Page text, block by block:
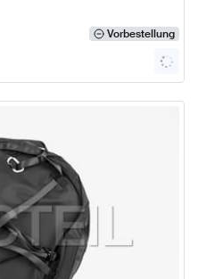
Vorbestellung